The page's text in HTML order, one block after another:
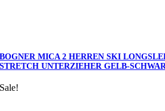
BOGNER MICA 2 HERREN SKI
STRETCH UNTERZIEHER GELB-
Sale!